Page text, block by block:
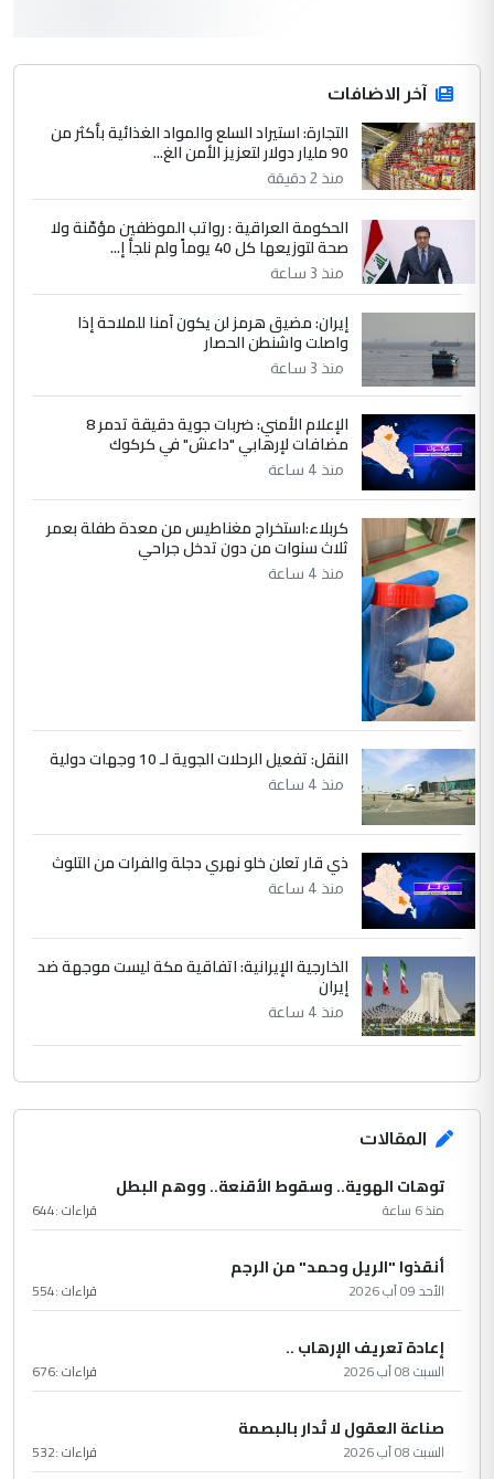
صلاح مهدي حسن
التعليق : صلاح مهدي حسن ...
الموضوع :
هيئة الحج تصدر قرارا يخص "لم الشمل"
وتعديل استمارة قرعة الحج
صلاح مهدي حسن
التعليق : صلاح مهدي حسن ...
هيئة الحج تصدر قرارا يخص "لم الشمل"
وتعديل استمارة قرعة الحج
آخر الاضافات
التجارة: استيراد السلع والمواد الغذائية بأكثر من
90 مليار دولار لتعزيز الأمن الغ...
منذ 2 دقيقة
الحكومة العراقية : رواتب الموظفين مؤمّنة ولا
صحة لتوزيعها كل 40 يوماً ولم نلجأ إ...
منذ 3 ساعة
إيران: مضيق هرمز لن يكون آمنا للملاحة إذا
واصلت واشنطن الحصار
منذ 3 ساعة
الإعلام الأمني: ضربات جوية دقيقة تدمر 8
مضافات لإرهابي "داعش" في كركوك
منذ 4 ساعة
كربلاء:استخراج مغناطيس من معدة طفلة بعمر
ثلاث سنوات من دون تدخل جراحي
منذ 4 ساعة
النقل: تفعيل الرحلات الجوية لـ 10 وجهات دولية
منذ 4 ساعة
ذي قار تعلن خلو نهري دجلة والفرات من التلوث
منذ 4 ساعة
الخارجية الإيرانية: اتفاقية مكة ليست موجهة ضد
إيران
منذ 4 ساعة
المقالات
توهات الهوية.. وسقوط الأقنعة.. ووهم البطل
منذ 6 ساعة قراءات :644
أنقذوا "الريل وحمد" من الرجم
الأحد 09 آب 2026 قراءات :554
إعادة تعريف الإرهاب ..
السبت 08 آب 2026 قراءات :676
صناعة العقول لا تُدار بالبصمة
السبت 08 آب 2026 قراءات :532